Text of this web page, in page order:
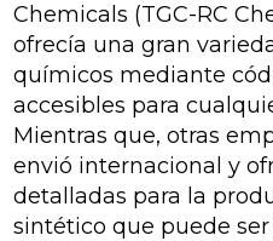
Chemicals (TGC-RC
ofrecía una gran
químicos mediante
accesibles para
Mientras que, otras
envió internacional y
detalladas para la
sintético que puede